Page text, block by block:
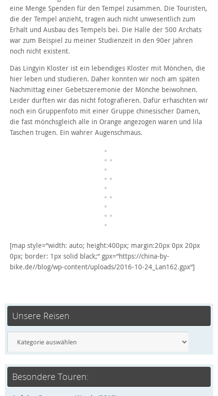
eine Menge Spenden für den Tempel zusammen. Die Touristen,
die der Tempel anzieht, tragen auch nicht unwesentlich zum
Erhalt und Ausbau des Tempels bei. Die Halle der 500 Archats
war zum Beispiel zu meiner Studienzeit in den 90er Jahren
noch nicht existent.
Das Lingyin Kloster ist ein lebendiges Kloster mit Mönchen, die
hier leben und studieren. Daher konnten wir noch am späten
Nachmittag einer Gebetszeremonie der Mönche beiwohnen.
Leider durften wir das nicht fotografieren. Dafür erhaschten wir
noch ein Gruppenfoto mit einer Gruppe chinesischer Damen,
die fast mönchsgleich alle in Orange angezogen waren und lila
Taschen trugen. Ein wahrer Augenschmaus.
[map style=“width: auto; height:400px; margin:20px 0px 20px
0px; border: 1px solid black;“ gpx=“https://china-by-
bike.de//blog/wp-content/uploads/2016-10-24_Lan162.gpx“]
Unsere Reisen
Besondere Touren: